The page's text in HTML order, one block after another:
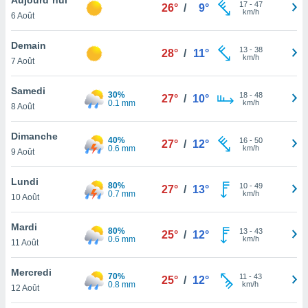
et
»,
au
vous
qu'ils
ou
le
ainsi
un
la
du
6 Août
26° / 9° 17- 47
km/h
Demain
7 Août
28° / 11° 13- 38
km/h
Samedi
8 Août
30%
0.1 mm
27° / 10° 18- 48
km/h
Dimanche
9 Août
40%
0.6 mm
27° / 12° 16- 50
km/h
Lundi
10 Août
80%
0.7 mm
27° / 13° 10- 49
km/h
Mardi
11 Août
80%
0.6 mm
25° / 12° 13- 43
km/h
Mercredi
12 Août
70%
0.8 mm
25° / 12° 11 - 43
km/h